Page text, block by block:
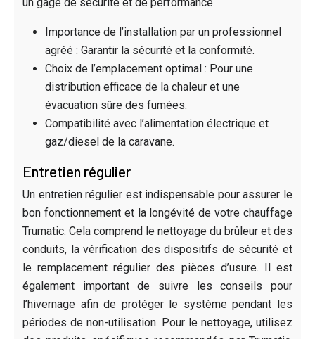
Importance de l’installation par un professionnel
agréé : Garantir la sécurité et la conformité.
Choix de l’emplacement optimal : Pour une
distribution efficace de la chaleur et une
évacuation sûre des fumées.
Compatibilité avec l’alimentation électrique et
gaz/diesel de la caravane.
Entretien régulier
Un entretien régulier est indispensable pour assurer le
bon fonctionnement et la longévité de votre chauffage
Trumatic. Cela comprend le nettoyage du brûleur et des
conduits, la vérification des dispositifs de sécurité et
le remplacement régulier des pièces d’usure. Il est
également important de suivre les conseils pour
l’hivernage afin de protéger le système pendant les
périodes de non-utilisation. Pour le nettoyage, utilisez